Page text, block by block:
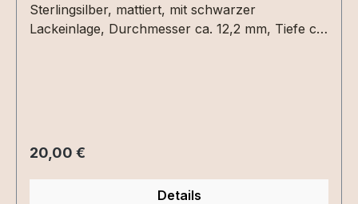
Sterlingsilber, mattiert, mit schwarzer
Lackeinlage, Durchmesser ca. 12,2 mm, Tiefe ca.
Regulärer Preis:
20,00 €
Details